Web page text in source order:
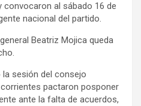
convocaron al sábado 16 de
nacional del partido.
Beatriz Mojica queda
sesión del consejo
pactaron posponer
ante la falta de acuerdos,